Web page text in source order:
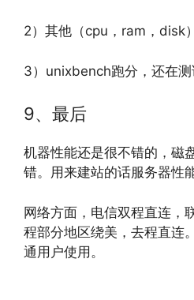
2）其他（cpu，ram，disk
3）unixbench跑分，还在测
9、最后
机器性能还是很不错的，磁
错。用来建站的话服务器性
网络方面，电信双程直连，
程部分地区绕美，去程直连
通用户使用。